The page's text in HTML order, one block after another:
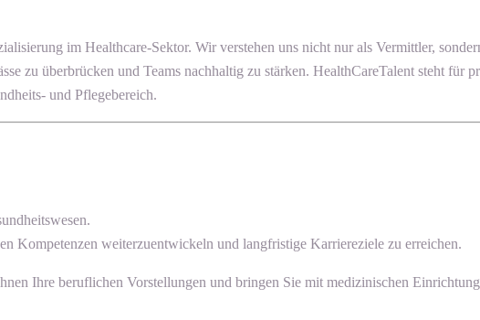
im Healthcare-Sektor. Wir verstehen uns nicht nur als Vermittler,
zu überbrücken und Teams nachhaltig zu stärken. HealthCareTalent steht für
und Pflegebereich.
Kompetenzen weiterzuentwickeln und langfristige Karriereziele zu erreichen.
Ihre beruflichen Vorstellungen und bringen Sie mit medizinischen